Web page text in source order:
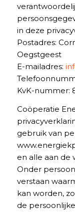
in deze
Postadres:
Oegstgeest
E-mailadres:
KvK-nummer:
Coöperatie
gebruik van
en alle aan de
Onder
verstaan
kan worden,
de